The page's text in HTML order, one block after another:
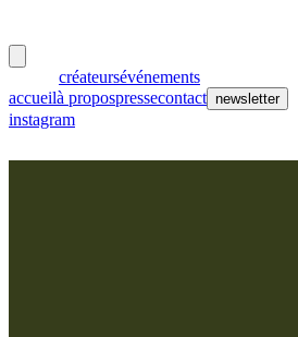
créateursévénements
accueilà propospressecontact newsletter
instagram